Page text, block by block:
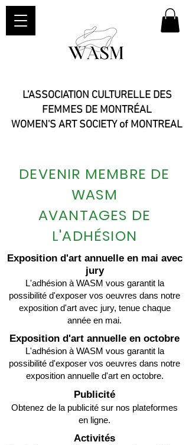
L'ASSOCIATION CULTURELLE DES
FEMMES DE MONTRÉAL
WOMEN'S ART SOCIETY of MONTREAL​
DEVENIR MEMBRE DE
WASM
AVANTAGES DE
L'ADHÉSION
Exposition d'art annuelle en mai avec
jury
L'adhésion à WASM vous garantit la
possibilité d'exposer vos oeuvres dans notre
exposition d'art avec jury, tenue chaque
année en mai.
Exposition d'art annuelle en octobre
L'adhésion à WASM vous garantit la
possibilité d'exposer vos oeuvres dans notre
exposition annuelle d'art en octobre.
​Publicité
Obtenez de la publicité sur nos plateformes
en ligne.
Activités